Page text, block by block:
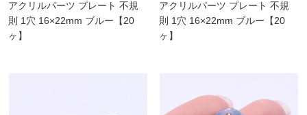
アクリルパーツ プレート 不規
則 1穴 16×22mm ブルー【20
ヶ】
アクリルパーツ プレート 不規
則 1穴 16×22mm ブルー【20
ヶ】